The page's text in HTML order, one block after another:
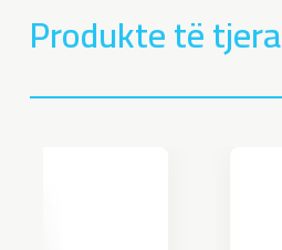
Produkte të tjera